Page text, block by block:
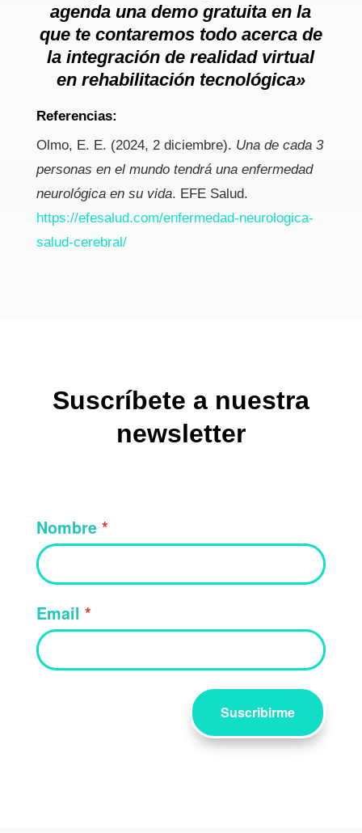
agenda una demo gratuita en la
que te contaremos todo acerca de
la integración de realidad virtual
en rehabilitación tecnológica»
Referencias:
Olmo, E. E. (2024, 2 diciembre). Una de cada 3
personas en el mundo tendrá una enfermedad
neurológica en su vida. EFE Salud.
https://efesalud.com/enfermedad-neurologica-
salud-cerebral/
Suscríbete a nuestra
newsletter
Nombre
Email
Suscribirme